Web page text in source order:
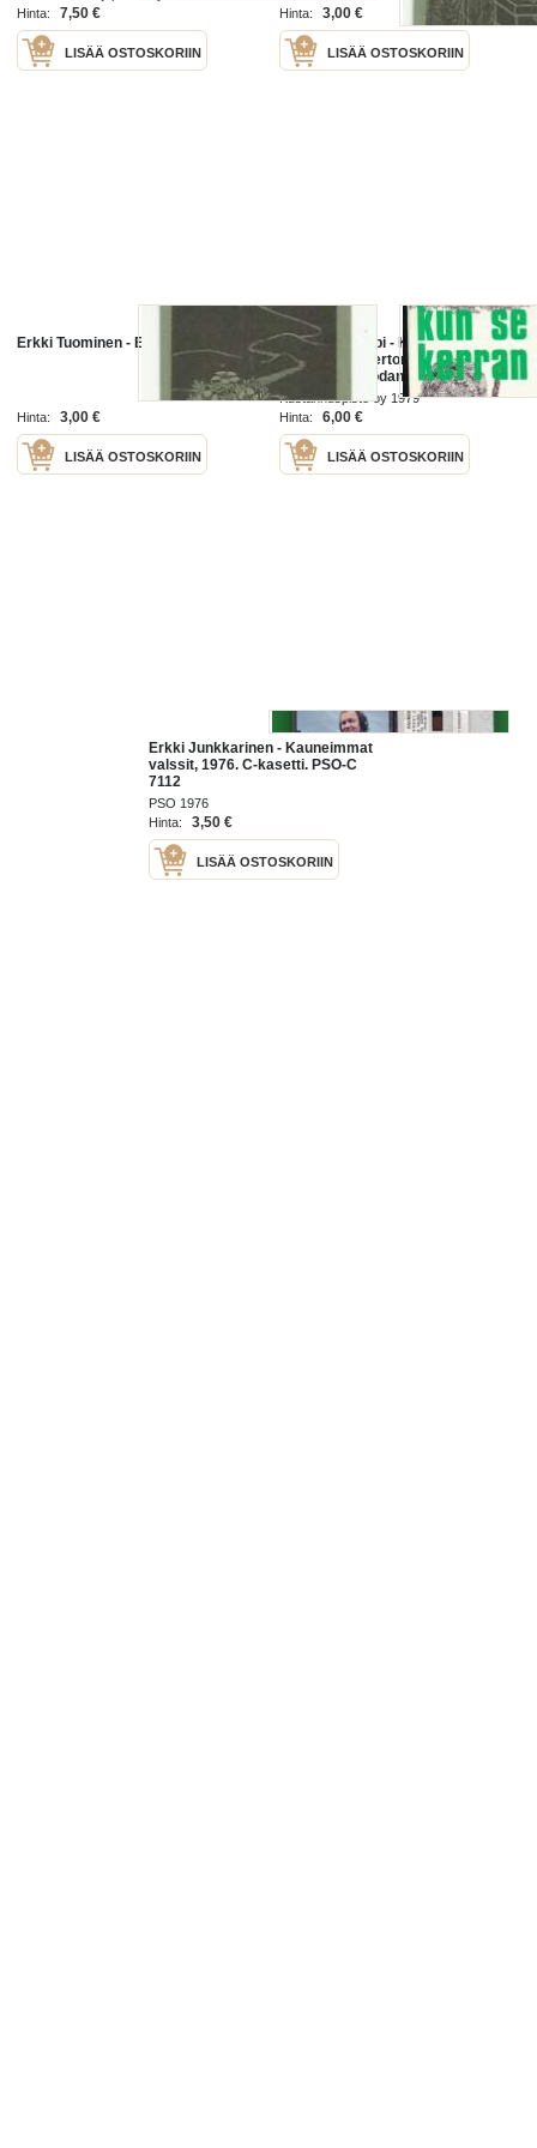
maatalousministeristä oli tullut
maaherra.
Hinta:
7,50 €
LISÄÄ OSTOSKORIIN
Hinta: 3,00 €
LISÄÄ OSTOSKORIIN
Erkki Tuominen - Ex Libris
Hinta: 3,00 €
LISÄÄ OSTOSKORIIN
Erkki Palolampi - Kun se kerran
tulee. Kehyskertomus ja kaksi
tarinaa Talvisodan aikalaisista,
1979.
Kustannuspiste oy 1979
Hinta:
6,00 €
LISÄÄ OSTOSKORIIN
Erkki Junkkarinen - Kauneimmat
valssit, 1976. C-kasetti. PSO-C
7112
PSO 1976
Hinta:
3,50 €
LISÄÄ OSTOSKORIIN